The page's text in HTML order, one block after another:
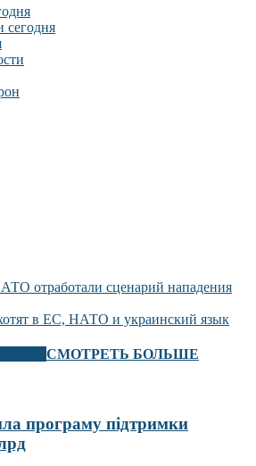
сегодня
отработали сценарий нападения
в ЕС, НАТО и украинский язык
СМОТРЕТЬ БОЛЬШЕ
програму підтримки